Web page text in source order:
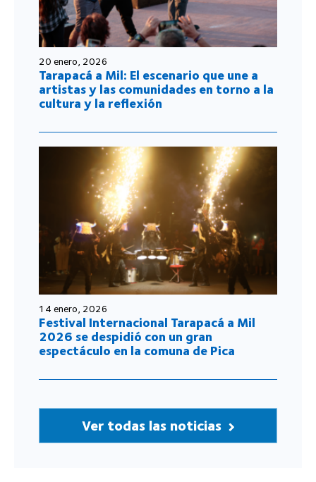
20 enero, 2026
Tarapacá a Mil: El escenario que une a
artistas y las comunidades en torno a la
cultura y la reflexión
14 enero, 2026
Festival Internacional Tarapacá a Mil
2026 se despidió con un gran
espectáculo en la comuna de Pica
Ver todas las noticias